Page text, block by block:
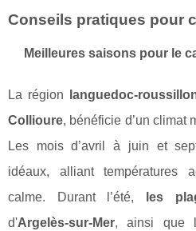
Conseils pratiques pour
Meilleures saisons pour le
La région languedoc-
Collioure, bénéficie d’un climat
Les mois d’avril à juin et
idéaux, alliant températures
calme. Durant l’été,
les
d'Argelès-sur-Mer, ainsi que